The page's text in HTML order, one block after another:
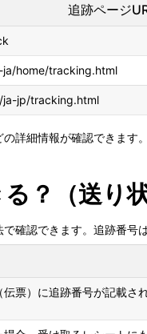
追跡ページ
home/tracking.html
jp/tracking.html
詳細情報が確認できます
？（送り
確認できます。追跡番号
票）に追跡番号が記載